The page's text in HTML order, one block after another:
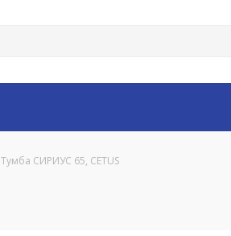
Тумба СИРИУС 65, CETUS